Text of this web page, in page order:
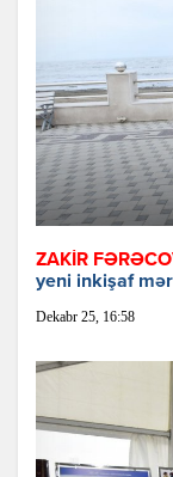
ZAKİR
yeni inkişaf
Dekabr 25, 16:58